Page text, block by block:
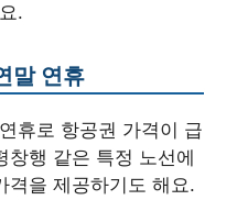
.
말 연휴
휴로 항공권 가격이 급
창행 같은 특정 노선에
격을 제공하기도 해요.